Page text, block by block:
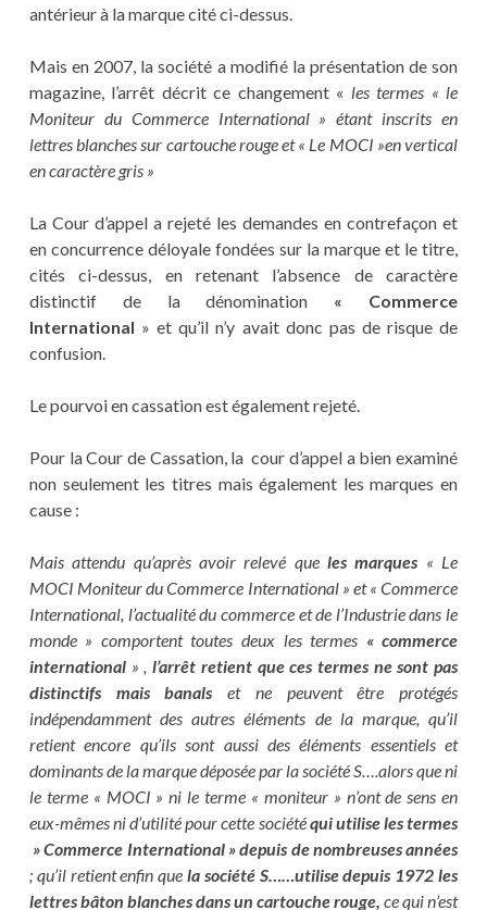
antérieur à la marque cité ci-dessus.
Mais en 2007, la société a modifié la présentation de son
magazine, l’arrêt décrit ce changement « les termes « le
Moniteur du Commerce International » étant inscrits en
lettres blanches sur cartouche rouge et « Le MOCI »en vertical
en caractère gris »
La Cour d’appel a rejeté les demandes en contrefaçon et
en concurrence déloyale fondées sur la marque et le titre,
cités ci-dessus, en retenant l’absence de caractère
distinctif de la dénomination « Commerce
International » et qu’il n’y avait donc pas de risque de
confusion.
Le pourvoi en cassation est également rejeté.
Pour la Cour de Cassation, la cour d’appel a bien examiné
non seulement les titres mais également les marques en
cause :
Mais attendu qu’après avoir relevé queles marques « Le
MOCI Moniteur du Commerce International » et « Commerce
International, l’actualité du commerce et de l’Industrie dans le
monde » comportent toutes deux les termes « commerce
international» ,l’arrêt retient que ces termes ne sont pas
distinctifs mais banalset ne peuvent être protégés
indépendamment des autres éléments de la marque, qu’il
retient encore qu’ils sont aussi des éléments essentiels et
dominants de la marque déposée par la société S….alors que ni
le terme « MOCI » ni le terme « moniteur » n’ont de sens en
eux-mêmes ni d’utilité pour cette sociétéqui utilise les termes
» Commerce International » depuis de nombreuses années
; qu’il retient enfin que la société S……utilise depuis 1972 les
lettres bâton blanches dans un cartouche rouge,ce qui n’est